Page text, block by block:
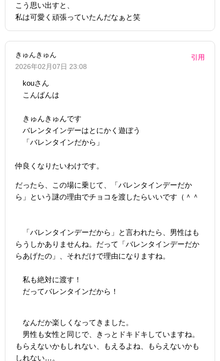
こう思い出すと、
私は可愛く頑張っていたんだなぁと笑
きゅんきゅん
2026年02月07日 23:08
引用
kouさん
こんばんは
きゅんきゅんです
バレンタインデーはとにかく遊ぼう
「バレンタインだから」
仲良くなりたいわけです。
だったら、この場に乗じて、「バレンタインデーだか
ら」という謎の理由でチョコを渡したらいいです（＾＾
「バレンタインデーだから」と言われたら、男性はも
らうしかありませんね。だって「バレンタインデーだか
らあげたの」、それだけで理由になりますね。
私も絶対に渡す！
だってバレンタインだから！
なんだか楽しくなってきました。
男性も女性と同じで、きっとドキドキしていますね。
もらえないかもしれない、もえるよね、もらえないかも
しれない…。